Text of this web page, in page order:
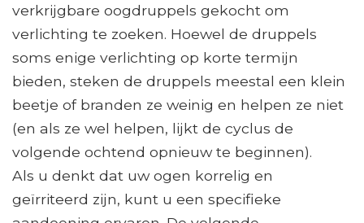
verkrijgbare oogdruppels gekocht om
verlichting te zoeken. Hoewel de druppels
soms enige verlichting op korte termijn
bieden, steken de druppels meestal een klein
beetje of branden ze weinig en helpen ze niet
(en als ze wel helpen, lijkt de cyclus de
volgende ochtend opnieuw te beginnen).
Als u denkt dat uw ogen korrelig en
geïrriteerd zijn, kunt u een specifieke